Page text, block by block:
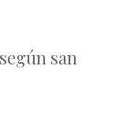
san